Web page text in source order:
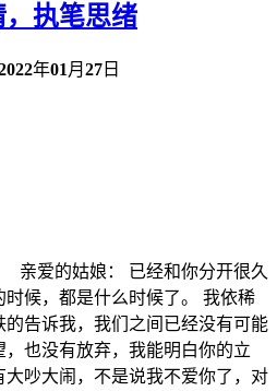
执笔思绪
年01 月 27 日
亲爱的姑娘： 已经和你分开很久
候，都是什么时候了。 我依稀
告诉我，我们之间已经没有可能
也没有放弃，我能明白你的立
吵大闹，不是说我不爱你了，对